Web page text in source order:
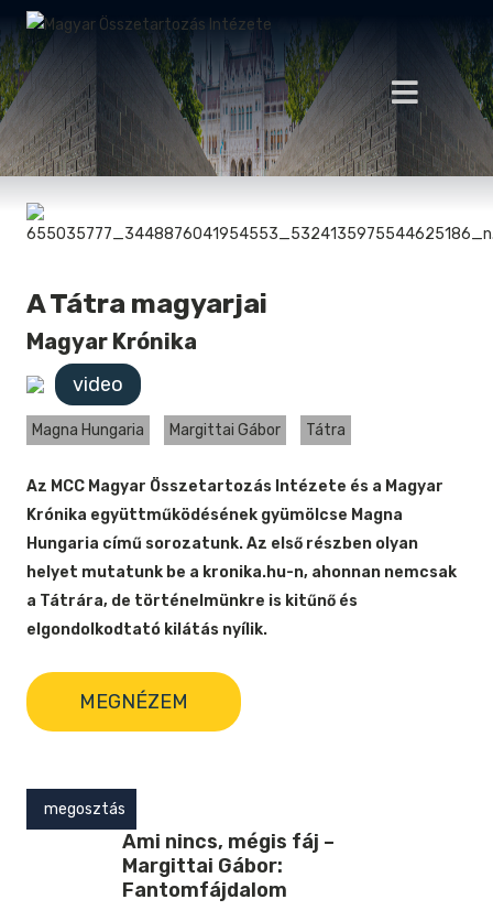
A Tátra magyarjai
Magyar Krónika
video
Magna Hungaria Margittai Gábor Tátra
Az MCC Magyar Összetartozás Intézete és a Magyar
Krónika együttműködésének gyümölcse Magna
Hungaria című sorozatunk. Az első részben olyan
helyet mutatunk be a kronika.hu-n, ahonnan nemcsak
a Tátrára, de történelmünkre is kitűnő és
elgondolkodtató kilátás nyílik.
MEGNÉZEM
megosztás
Ami nincs, mégis fáj –
Margittai Gábor:
Fantomfájdalom